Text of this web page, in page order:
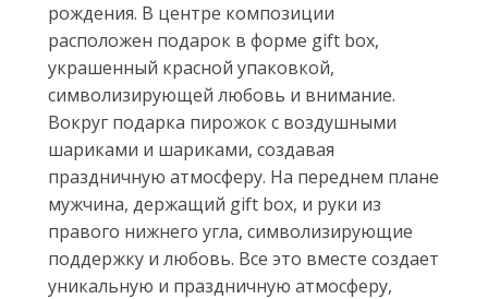
рождения. В центре композиции
расположен подарок в форме gift box,
украшенный красной упаковкой,
символизирующей любовь и внимание.
Вокруг подарка пирожок с воздушными
шариками и шариками, создавая
праздничную атмосферу. На переднем плане
мужчина, держащий gift box, и руки из
правого нижнего угла, символизирующие
поддержку и любовь. Все это вместе создает
уникальную и праздничную атмосферу,